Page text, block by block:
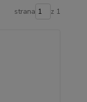
strana z 1